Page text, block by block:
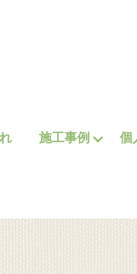
施工事例 個